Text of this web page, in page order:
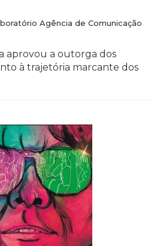
Agência de Comunicação
aprovou a outorga dos
à trajetória marcante dos